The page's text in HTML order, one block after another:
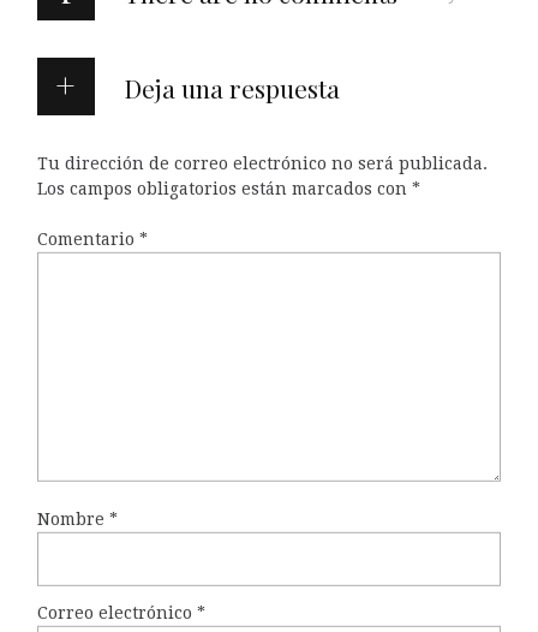
Deja una respuesta
Tu dirección de correo electrónico no será publicada.
Los campos obligatorios están marcados con *
Comentario *
Nombre *
Correo electrónico *